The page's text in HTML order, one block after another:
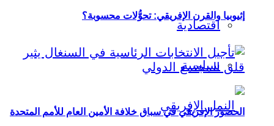
اقتصادية
سياسية
إثيوبيا والقرن الإفريقي: تحوُّلات محسوبة؟
الحضور الإفريقي في سباق خلافة الأمين العام للأمم المتحدة